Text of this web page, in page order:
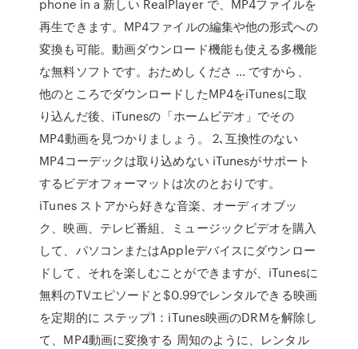
phone in a 新しい RealPlayer で、MP4ファイルを
再生できます。MP4ファイルの編集や他の形式への
変換も可能。動画ダウンロード機能も使える多機能
な無料ソフトです。おためしくださ … ですから、
他のところでダウンロードしたMP4をiTunesに取
り込んだ後、iTunesの「ホームビデオ」でその
MP4動画を見つかりましょう。 2､互換性のない
MP4コーデックは取り込めない iTunesがサポート
するビデオフォーマットは次のとおりです。
iTunes ストアから好きな音楽、オーディオブッ
ク、映画、テレビ番組、ミュージックビデオを購入
して、パソコンまたはAppleデバイスにダウンロー
ドして、それを楽しむことができますが、iTunesに
無料のTVエピソードと$0.99でレンタルできる映画
を定期的に ステップ1：iTunes映画のDRMを解除し
て、MP4動画に変換する 周知のように、レンタル